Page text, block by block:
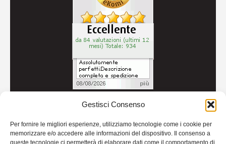
Gestisci Consenso
Per fornire le migliori esperienze, utilizziamo tecnologie come i cookie per
memorizzare e/o accedere alle informazioni del dispositivo. Il consenso a
queste tecnologie ci permetterà di elaborare dati come il comportamento di
Credits